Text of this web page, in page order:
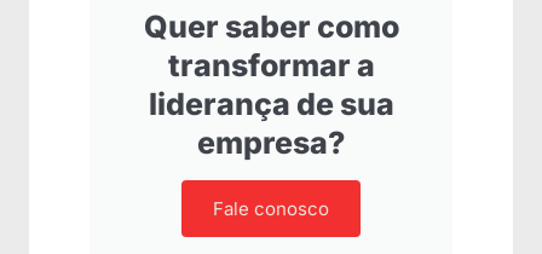
Quer saber como
transformar a
liderança de sua
empresa?
Fale conosco